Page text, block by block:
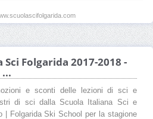
Folgarida 2017-2018 -
e sconti delle lezioni di sci e
di sci dalla Scuola Italiana Sci e
| Folgarida Ski School per la stagione